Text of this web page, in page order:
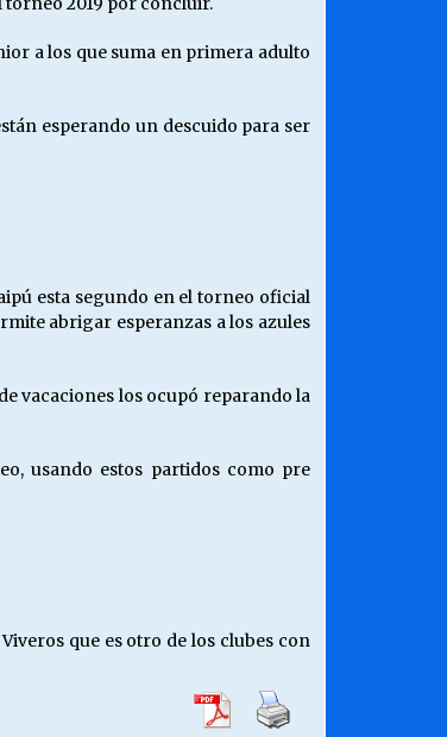
a los que suma en primera adulto
esperando un descuido para ser
esta segundo en el torneo oficial
abrigar esperanzas a los azules
vacaciones los ocupó reparando la
usando estos partidos como pre
que es otro de los clubes con